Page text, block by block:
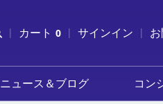
検索を開く
カート 0
カートを確認する
サインイン
ニュース＆ブログ コン